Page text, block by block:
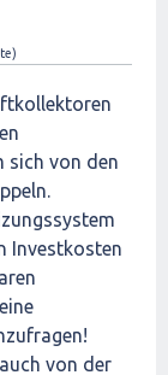
sich von den
Investkosten
von der